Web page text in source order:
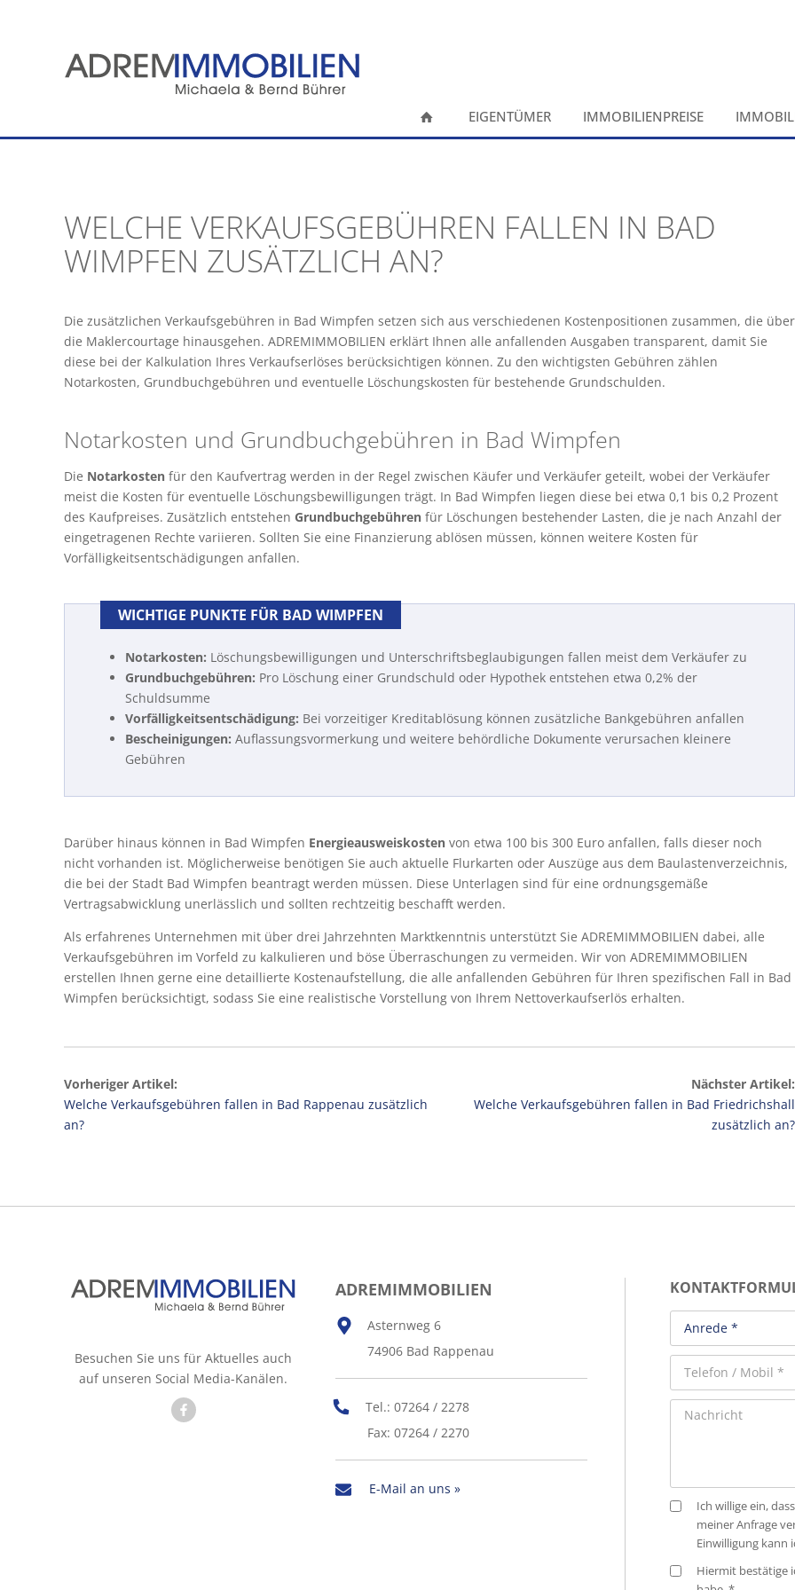
EIGENTÜMER IMMOBILIENPREISE
WELCHE VERKAUFSGEBÜHREN FALLEN IN BAD
WIMPFEN ZUSÄTZLICH AN?
Die zusätzlichen Verkaufsgebühren in Bad Wimpfen setzen sich aus verschiedenen Kostenpositionen zusammen, die über
die Maklercourtage hinausgehen. ADREMIMMOBILIEN erklärt Ihnen alle anfallenden Ausgaben transparent, damit Sie
diese bei der Kalkulation Ihres Verkaufserlöses berücksichtigen können. Zu den wichtigsten Gebühren zählen
Notarkosten, Grundbuchgebühren und eventuelle Löschungskosten für bestehende Grundschulden.
Notarkosten und Grundbuchgebühren in Bad Wimpfen
Die Notarkosten für den Kaufvertrag werden in der Regel zwischen Käufer und Verkäufer geteilt, wobei der Verkäufer
meist die Kosten für eventuelle Löschungsbewilligungen trägt. In Bad Wimpfen liegen diese bei etwa 0,1 bis 0,2 Prozent
des Kaufpreises. Zusätzlich entstehen Grundbuchgebühren für Löschungen bestehender Lasten, die je nach Anzahl der
eingetragenen Rechte variieren. Sollten Sie eine Finanzierung ablösen müssen, können weitere Kosten für
Vorfälligkeitsentschädigungen anfallen.
WICHTIGE PUNKTE FÜR BAD WIMPFEN
Notarkosten: Löschungsbewilligungen und Unterschriftsbeglaubigungen fallen meist dem Verkäufer zu
Grundbuchgebühren: Pro Löschung einer Grundschuld oder Hypothek entstehen etwa 0,2% der
Schuldsumme
Vorfälligkeitsentschädigung: Bei vorzeitiger Kreditablösung können zusätzliche Bankgebühren anfallen
Bescheinigungen: Auflassungsvormerkung und weitere behördliche Dokumente verursachen kleinere
Gebühren
Darüber hinaus können in Bad Wimpfen Energieausweiskosten von etwa 100 bis 300 Euro anfallen, falls dieser noch
nicht vorhanden ist. Möglicherweise benötigen Sie auch aktuelle Flurkarten oder Auszüge aus dem Baulastenverzeichnis,
die bei der Stadt Bad Wimpfen beantragt werden müssen. Diese Unterlagen sind für eine ordnungsgemäße
Vertragsabwicklung unerlässlich und sollten rechtzeitig beschafft werden.
Als erfahrenes Unternehmen mit über drei Jahrzehnten Marktkenntnis unterstützt Sie ADREMIMMOBILIEN dabei, alle
Verkaufsgebühren im Vorfeld zu kalkulieren und böse Überraschungen zu vermeiden. Wir von ADREMIMMOBILIEN
erstellen Ihnen gerne eine detaillierte Kostenaufstellung, die alle anfallenden Gebühren für Ihren spezifischen Fall in Bad
Wimpfen berücksichtigt, sodass Sie eine realistische Vorstellung von Ihrem Nettoverkaufserlös erhalten.
Vorheriger Artikel:
Welche Verkaufsgebühren fallen in Bad Rappenau zusätzlich
an?
Nächster Artikel:
Welche Verkaufsgebühren fallen in Bad Friedrichshall
zusätzlich an?
Besuchen Sie uns für Aktuelles auch
auf unseren Social Media-Kanälen.
ADREMIMMOBILIEN
Asternweg 6
74906 Bad Rappenau
Tel.: 07264 / 2278
Fax: 07264 / 2270
E-Mail an uns »
Ich willige ein,
meiner Anfrage
Einwilligung kann
Hiermit bestätige